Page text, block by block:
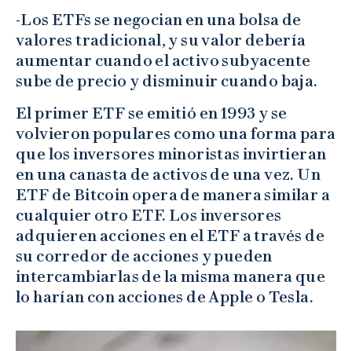
-Los ETFs se negocian en una bolsa de
valores tradicional, y su valor debería
aumentar cuando el activo subyacente
sube de precio y disminuir cuando baja.
El primer ETF se emitió en 1993 y se
volvieron populares como una forma para
que los inversores minoristas invirtieran
en una canasta de activos de una vez. Un
ETF de Bitcoin opera de manera similar a
cualquier otro ETF. Los inversores
adquieren acciones en el ETF a través de
su corredor de acciones y pueden
intercambiarlas de la misma manera que
lo harían con acciones de Apple o Tesla.